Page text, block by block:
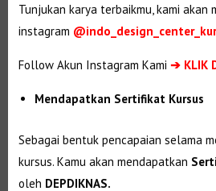
Tunjukan karya terbaikmu, kami akan
instagram
Follow Akun Instagram Kami➔ KLIK
Mendapatkan Sertifikat Kursus
Sebagai bentuk pencapaian selama
kursus. Kamu akan mendapatkan
oleh DEPDIKNAS.